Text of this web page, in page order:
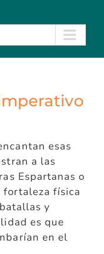
esas
a las
Espartanas o
fortaleza física
y
es que
en el